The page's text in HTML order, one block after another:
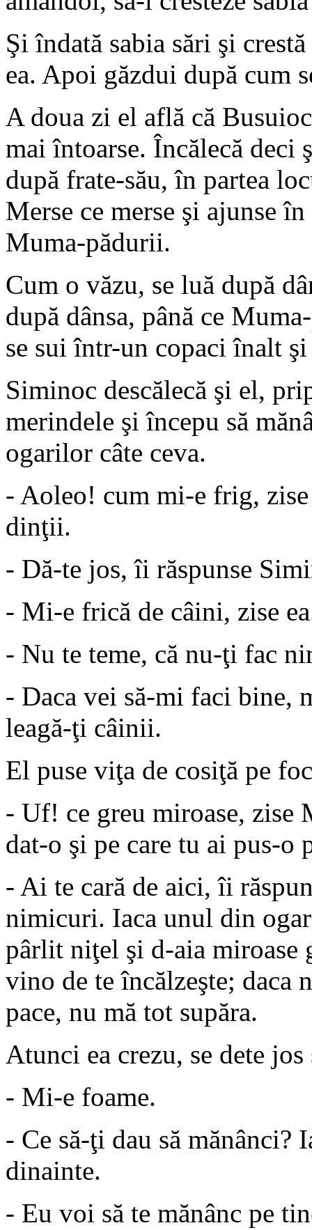
Şi îndată sabia sări şi
ea. Apoi găzdui după cum
A doua zi el află că
mai întoarse. Încălecă deci
după frate-său, în partea
Merse ce merse şi ajunse
Muma-pădurii.
Cum o văzu, se luă după
după dânsa, până ce
se sui într-un copaci înalt şi
Siminoc descălecă şi el,
merindele şi începu să
ogarilor câte ceva.
- Aoleo! cum mi-e frig,
dinţii.
- Dă-te jos, îi răspunse
- Mi-e frică de câini, zise
- Nu te teme, că nu-ţi fac
- Daca vei să-mi faci bine,
leagă-ţi câinii.
El puse viţa de cosiţă pe
- Uf! ce greu miroase, zise
dat-o şi pe care tu ai pus-o
- Ai te cară de aici, îi
nimicuri. Iaca unul din
pârlit niţel şi d-aia miroase
vino de te încălzeşte; daca
pace, nu mă tot supăra.
Atunci ea crezu, se dete
- Mi-e foame.
- Ce să-ţi dau să mănânci?
dinainte.
- Eu voi să te mănânc pe